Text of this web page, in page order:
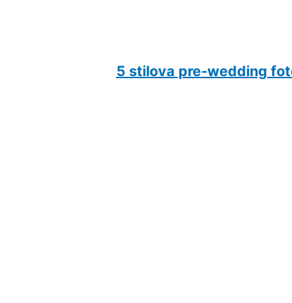
5 stilova pre-wedding